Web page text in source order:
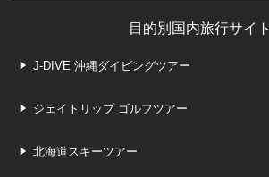
目的別国内旅行サイト
J-DIVE 沖縄ダイビングツアー
ジェイトリップ ゴルフツアー
北海道スキーツアー